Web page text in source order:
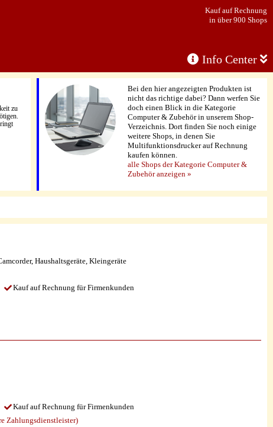
Info Center
Kauf auf Rechnung
in über 900 Shops
zu
Bei den hier angezeigten Produkten ist
nicht das richtige dabei? Dann werfen Sie
doch einen Blick in die Kategorie
Computer & Zubehör in unserem Shop-
Verzeichnis. Dort finden Sie noch einige
weitere Shops, in denen Sie
Multifunktionsdrucker auf Rechnung
kaufen können.
alle Shops der Kategorie Computer &
Zubehör anzeigen »
Haushaltsgeräte, Kleingeräte
Kauf auf Rechnung für Firmenkunden
Kauf auf Rechnung für Firmenkunden
Zahlungsdienstleister)